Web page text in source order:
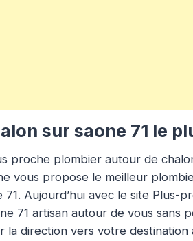
sur saone 71 le
proche plombier autour de
vous propose le meilleur
Aujourd’hui avec le site Plus-
71 artisan autour de vous sans
la direction vers votre destination